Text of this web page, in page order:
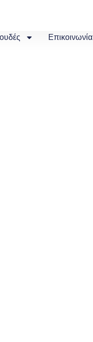
Επικοινωνία